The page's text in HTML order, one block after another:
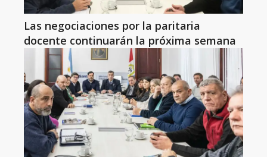
Las negociaciones por la paritaria
docente continuarán la próxima semana